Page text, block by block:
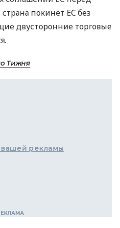
покинет ЕС без
двусторонние торговые
Тижня
рекламы